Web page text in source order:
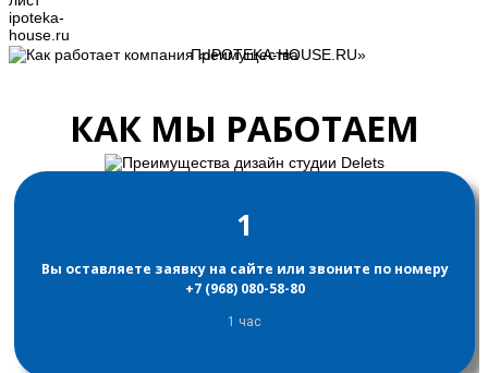
Преимущества
КАК МЫ РАБОТАЕМ
1
Вы оставляете заявку на сайте или звоните по номеру
+7 (968) 080-58-80
1 час